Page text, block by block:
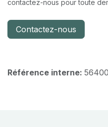
contactez-nous pour toute
Contactez-nous
Référence interne: 56400